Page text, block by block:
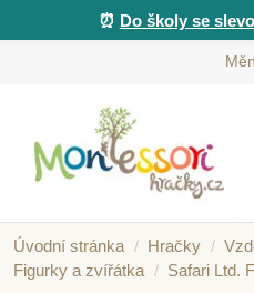
⏰ Do školy se
Úvodní stránka Hračky
Figurky a zvířátka
Safari Ltd.